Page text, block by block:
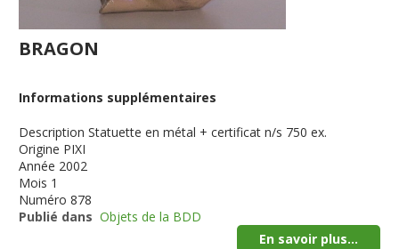
BRAGON
Informations supplémentaires
Description Statuette en métal + certificat n/s 750 ex.
Origine PIXI
Année 2002
Mois 1
Numéro 878
Publié dans Objets de la BDD
En savoir plus...